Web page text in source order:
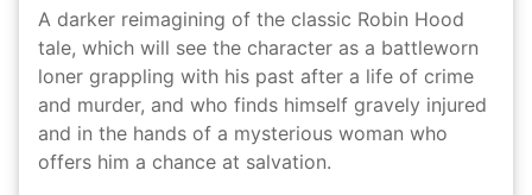
A darker reimagining of the classic Robin Hood
tale, which will see the character as a battleworn
loner grappling with his past after a life of crime
and murder, and who finds himself gravely injured
and in the hands of a mysterious woman who
offers him a chance at salvation.